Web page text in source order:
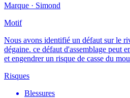
Marque · Simond
Motif
Nous avons identifié un défaut sur le
dégaine. ce défaut d'assemblage peut
et engendrer un risque de casse du
Risques
Blessures